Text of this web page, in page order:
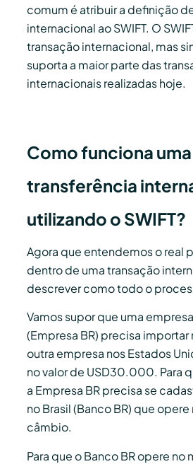
comum é atribuir a definição
internacional ao SWIFT. O
transação internacional, mas
suporta a maior parte das
internacionais realizadas hoje.
Como funciona uma
transferência
utilizando o SWIFT?
Agora que entendemos o real
dentro de uma transação
descrever como todo o
Vamos supor que uma
(Empresa BR) precisa
outra empresa nos Estados
no valor de USD30.000. Para
a Empresa BR precisa se
no Brasil (Banco BR) que
câmbio.
Para que o Banco BR opere no